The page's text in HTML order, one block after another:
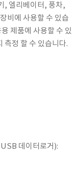
, 엘리베이터, 풍차,
비에 사용할 수 있습
제품에 사용할 수 있
정 할 수 있습니다.
데이터로거):